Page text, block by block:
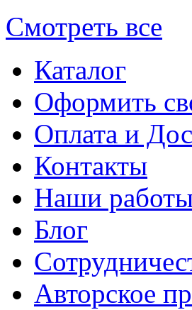
Смотреть все
Каталог
Оформить
Оплата и
Контакты
Наши
Блог
Авторское